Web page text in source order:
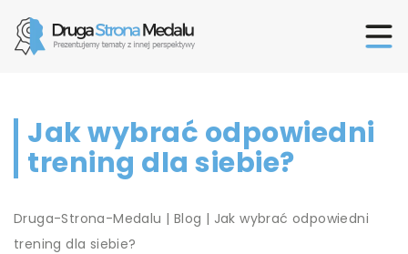
Jak wybrać odpowiedni
trening dla siebie?
Druga-Strona-Medalu | Blog | Jak wybrać odpowiedni
trening dla siebie?